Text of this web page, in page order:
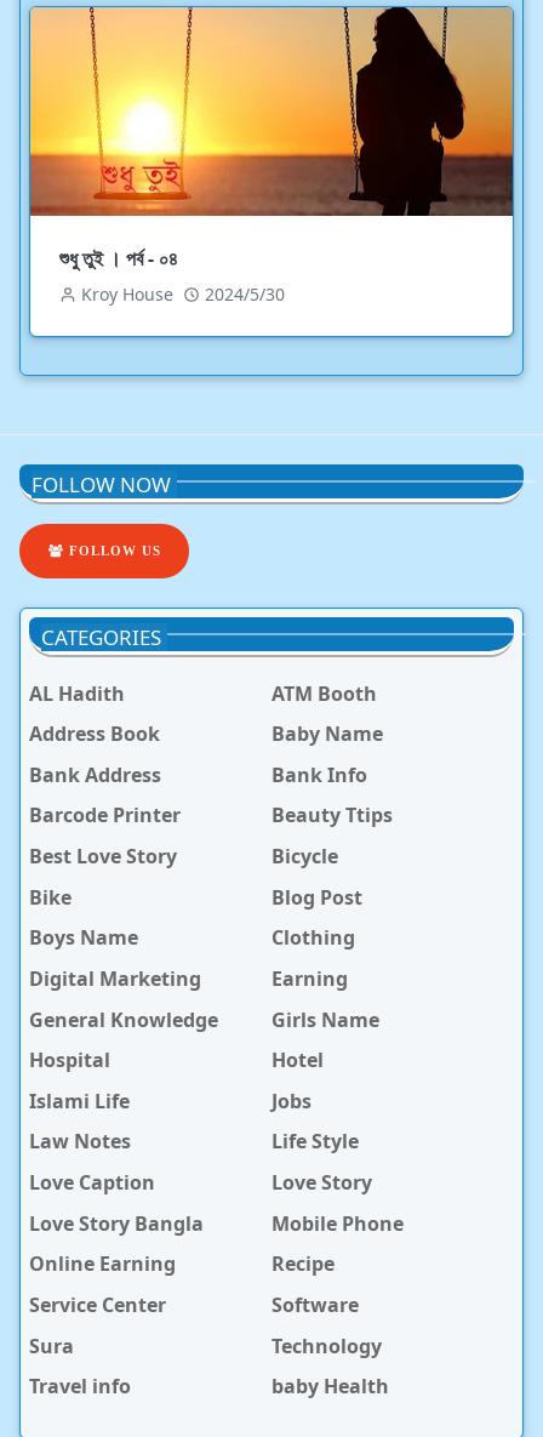
শুধু তুই । পর্ব - ০৪
Kroy House 2024/5/30
FOLLOW NOW
FOLLOW US
CATEGORIES
AL Hadith
ATM Booth
Address Book
Baby Name
Bank Address
Bank Info
Barcode Printer
Beauty Ttips
Best Love Story
Bicycle
Bike
Blog Post
Boys Name
Clothing
Digital Marketing
Earning
General Knowledge
Girls Name
Hospital
Hotel
Islami Life
Jobs
Law Notes
Life Style
Love Caption
Love Story
Love Story Bangla
Mobile Phone
Online Earning
Recipe
Service Center
Software
Sura
Technology
Travel info
baby Health